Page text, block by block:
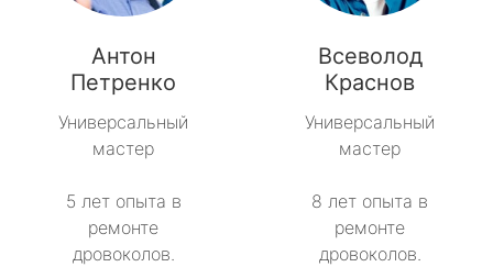
Антон
Петренко
Универсальный
мастер
5 лет опыта в
ремонте
дровоколов.
Всеволод
Краснов
Универсальный
мастер
8 лет опыта в
ремонте
дровоколов.